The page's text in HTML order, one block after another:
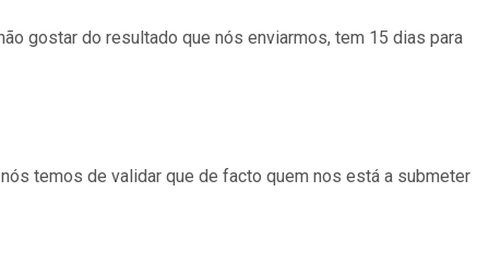
gostar do resultado que nós enviarmos, tem 15 dias para
temos de validar que de facto quem nos está a submeter